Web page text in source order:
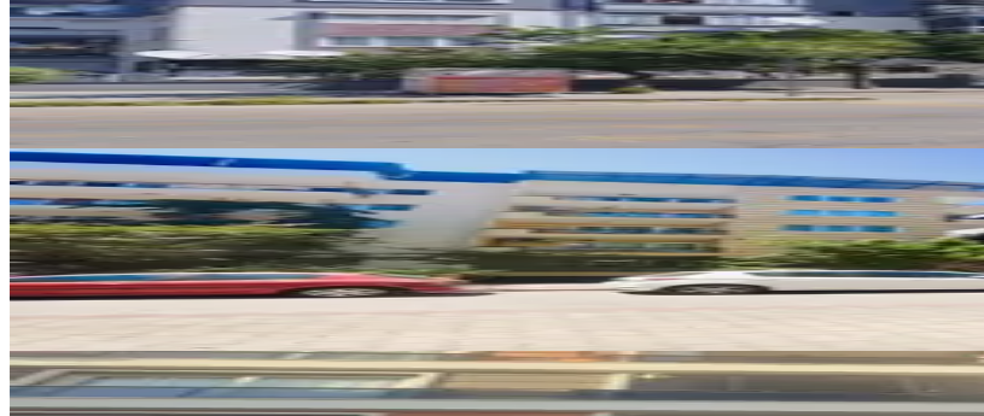
Efeler, Cumhuriyet Mahallesi
3+1·100 m²·2. Kat·05.08.2026
25.000 ₺
YENİ
Cumhuriyet Mahallesinde Ferah 3+1 Kiralık Daire
Efeler, Cumhuriyet Mahallesi
3+1·130 m²·5. Kat·04.08.2026
YENİ
Güzelhisar Mahallesinde Kiralık 2+1 Daire